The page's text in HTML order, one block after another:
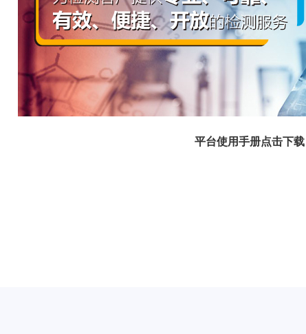
平台使用手册点击下载